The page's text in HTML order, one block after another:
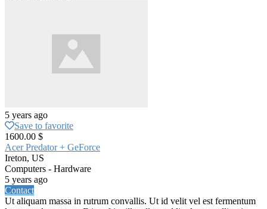
5 years ago
Save to favorite
1600.00 $
Acer Predator + GeForce
Ireton, US
Computers - Hardware
5 years ago
Contact
Ut aliquam massa in rutrum convallis. Ut id velit vel est fermentum